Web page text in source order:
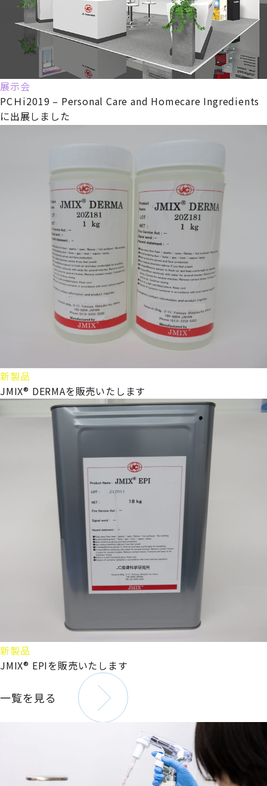
展示会
PCＨi2019 – Personal Care and Homecare Ingredients
に出展しました
新製品
JMIX® DERMAを販売いたします
新製品
JMIX® EPIを販売いたします
一覧を見る